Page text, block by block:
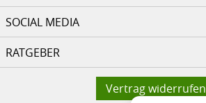
SOCIAL MEDIA
RATGEBER
Vertrag widerrufen